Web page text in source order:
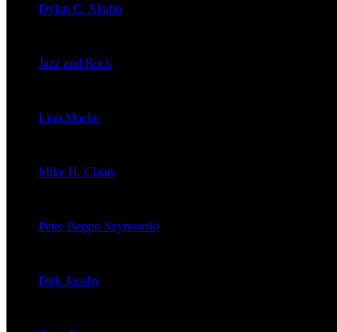
Dylan C. Akalin
Jazz and Rock
Lina Macke
Mike H. Claan
Peter Beppo Szymanski
Dirk Jacoby